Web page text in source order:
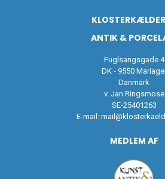
ANTIK &
Fuglsangsgade 4
DK - 9550
Danmark
v. Jan Ringsmose
SE-25401263
E-mail:
MEDLEM AF